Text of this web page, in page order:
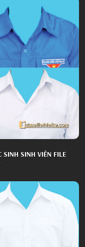
SINH SINH VIÊN FILE